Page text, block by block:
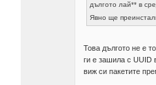
дългото лай** в
Явно ще
Това дългото не е
ги е зашила с UUID
виж си пакетите